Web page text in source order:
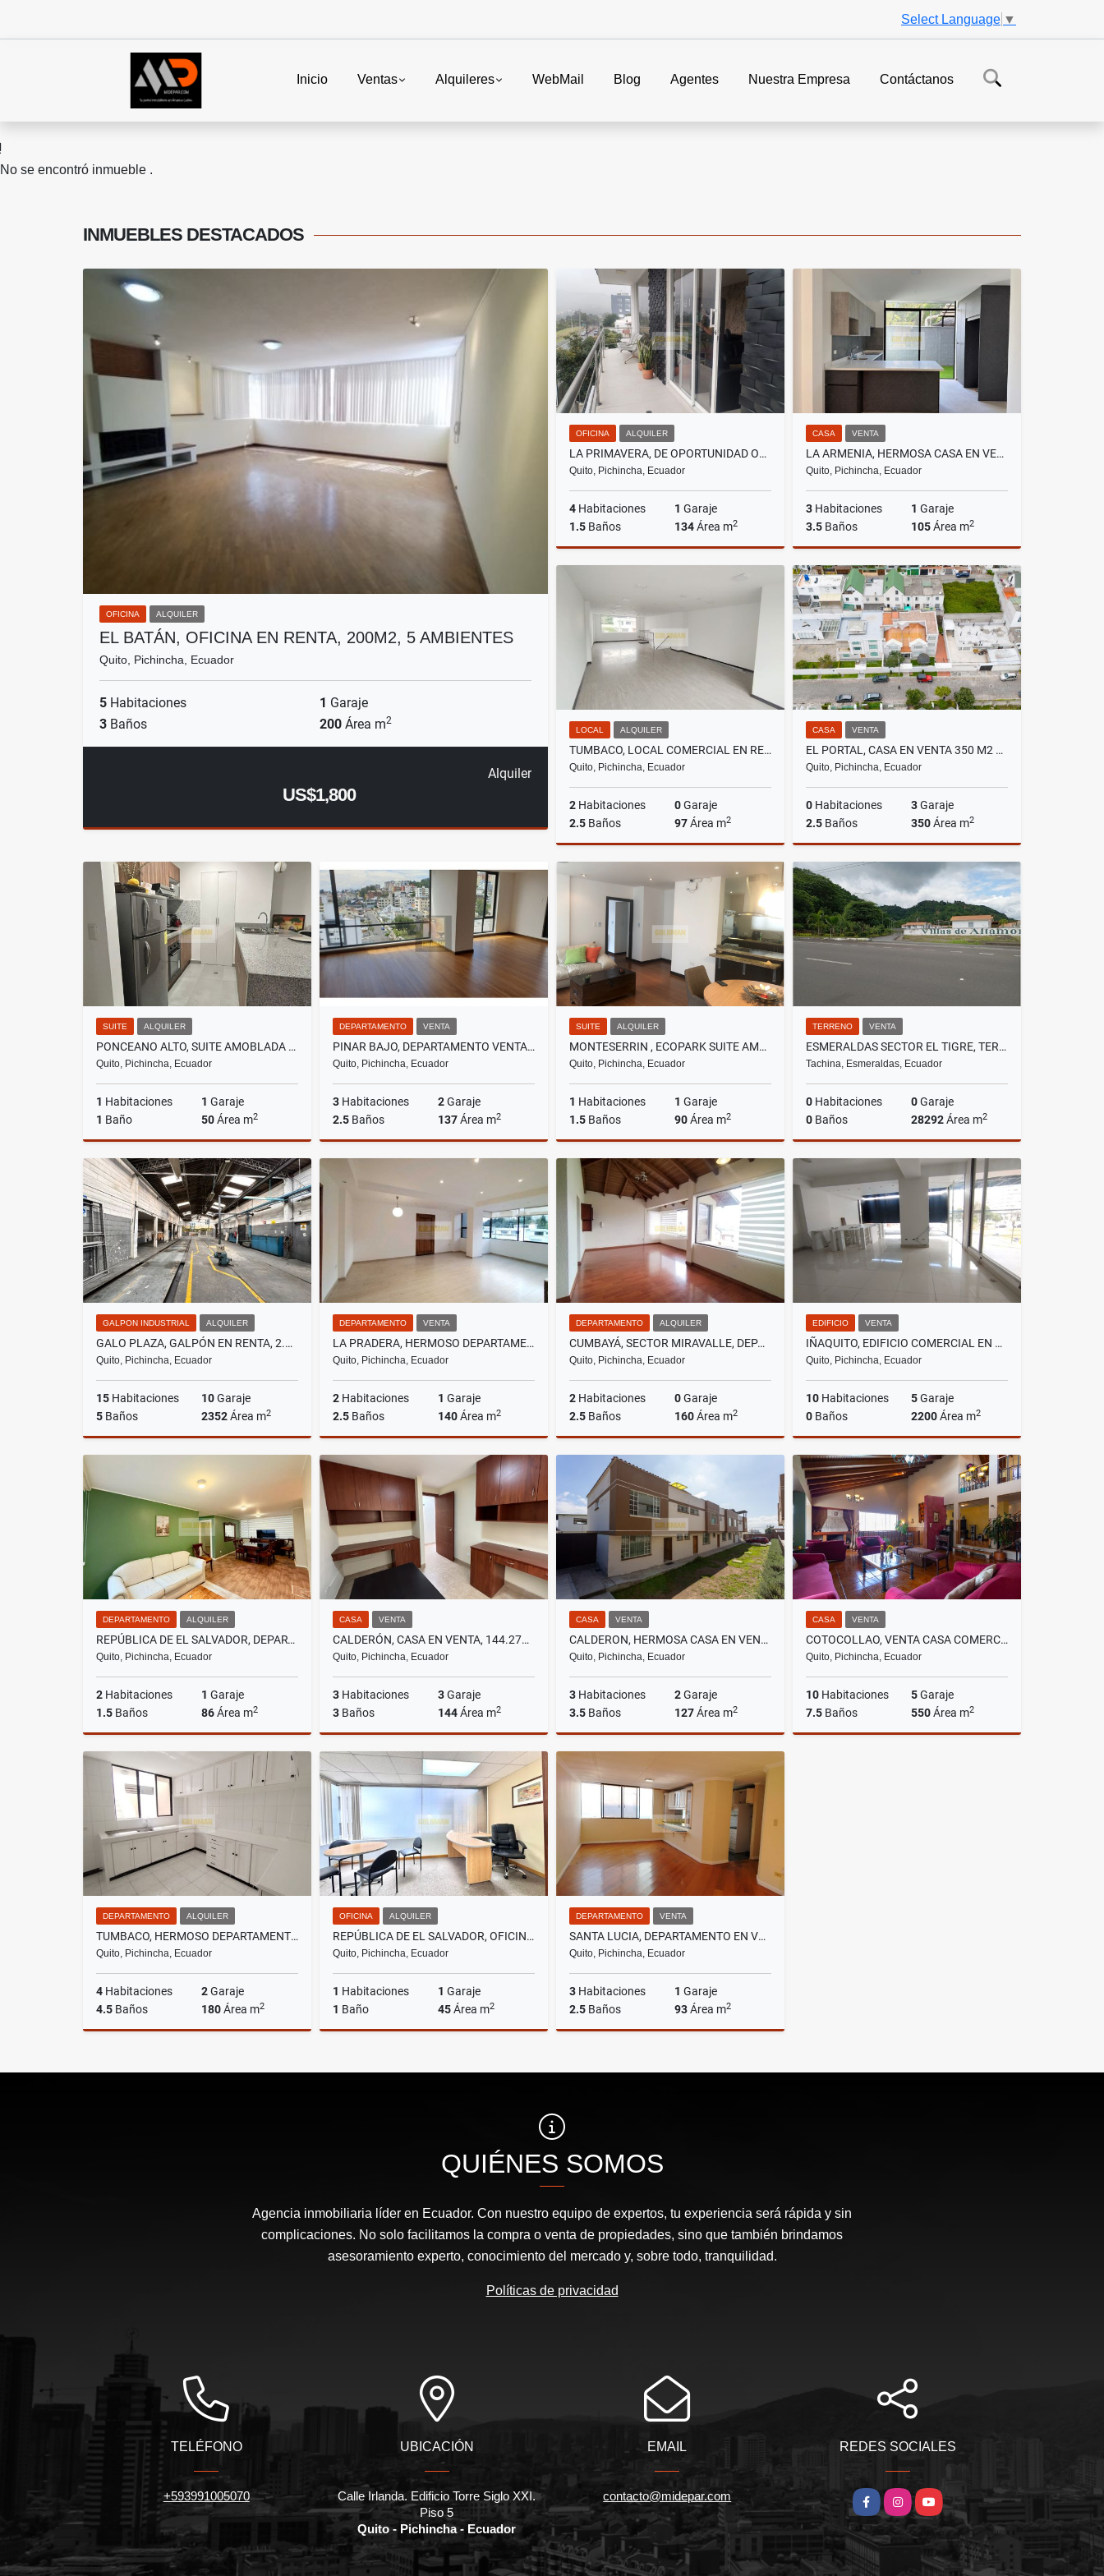
Select Language ▼
Inicio Ventas Alquileres WebMail Blog Agentes Nuestra Empresa Contáctanos
No se encontró inmueble .
INMUEBLES DESTACADOS
OFICINA ALQUILER
EL BATÁN, OFICINA EN RENTA, 200M2, 5 AMBIENTES
Quito, Pichincha, Ecuador
5 Habitaciones 1 Garaje
3 Baños 200 Área m2
Alquiler
US$1,800
OFICINA ALQUILER
LA PRIMAVERA, DE OPORTUNIDAD OFICINA SIN MUEBLES EN RENTA, CON 143M2
Quito, Pichincha, Ecuador
4 Habitaciones 1 Garaje
1.5 Baños 134Área m2
Alquiler
CASA VENTA
LA ARMENIA, HERMOSA CASA EN VENTA,NUEVA VIP 105M2
Quito, Pichincha, Ecuador
3 Habitaciones 1 Garaje
3.5 Baños 105Área m2
Venta
US$89,900
LOCAL ALQUILER
TUMBACO, LOCAL COMERCIAL EN RENTA, 97M2
Quito, Pichincha, Ecuador
2 Habitaciones 0Garaje
2.5 Baños 97Área m2
US$950
CASA VENTA
EL PORTAL, CASA EN VENTA 350 M2 DE CONSTRUCCIÓN
Quito, Pichincha, Ecuador
0 Habitaciones 3Garaje
2.5 Baños 350Área m2
Venta
US$265,000
SUITE ALQUILER
PONCEANO ALTO, SUITE AMOBLADA EN RENTA, 50M2
Quito, Pichincha, Ecuador
1 Habitaciones 1 Garaje
1 Baño 50Área m2
Alquiler
US$500
DEPARTAMENTO VENTA
PINAR BAJO, DEPARTAMENTO VENTA, 137M2, 3 HABITACIONES
Quito, Pichincha, Ecuador
3 Habitaciones 2Garaje
2.5 Baños 137Área m2
US$184,500
SUITE ALQUILER
MONTESERRIN , ECOPARK SUITE AMOBLADA EN RENTA, 90M2, 1 HABITACIÓN
Quito, Pichincha, Ecuador
1 Habitaciones 1 Garaje
1.5 Baños 90Área m2
Alquiler
US$700
TERRENO VENTA
ESMERALDAS SECTOR EL TIGRE, TERRENO EN VENTA, 88.209,54 M2
Tachina, Esmeraldas, Ecuador
0 Habitaciones 0Garaje
0 Baños 28292Área m2
Venta
US$781,552
GALPON INDUSTRIAL ALQUILER
GALO PLAZA, GALPÓN EN RENTA, 2.352M2
Quito, Pichincha, Ecuador
15 Habitaciones 10Garaje
5 Baños 2352Área m2
US$7,900
DEPARTAMENTO VENTA
LA PRADERA, HERMOSO DEPARTAMENTO REMODELADO EN VENTA, 140M2
Quito, Pichincha, Ecuador
2 Habitaciones 1 Garaje
2.5 Baños 140Área m2
Venta
US$129,000
DEPARTAMENTO ALQUILER
CUMBAYÁ, SECTOR MIRAVALLE, DEPARTAMENTO EN RENTRA, 160M2
Quito, Pichincha, Ecuador
2 Habitaciones 0Garaje
2.5 Baños 160Área m2
US$650
EDIFICIO VENTA
IÑAQUITO, EDIFICIO COMERCIAL EN VENTA, 2200M2, 10 AMBIENTES
Quito, Pichincha, Ecuador
10 Habitaciones 5Garaje
0 Baños 2200Área m2
Venta
US$1,100,000
DEPARTAMENTO ALQUILER
REPÚBLICA DE EL SALVADOR, DEPARTAMENTO EN RENTA, 86M2, 2 HABITACIONES
Quito, Pichincha, Ecuador
2 Habitaciones 1 Garaje
1.5 Baños 86Área m2
Alquiler
CASA VENTA
CALDERÓN, CASA EN VENTA, 144.27M2, 3 HABITACIONES
Quito, Pichincha, Ecuador
3 Habitaciones 3Garaje
3 Baños 144Área m2
Venta
US$72,500
CASA VENTA
CALDERON, HERMOSA CASA EN VENTA, 127M2
Quito, Pichincha, Ecuador
3 Habitaciones 2Garaje
3.5 Baños 127Área m2
US$77,900
CASA VENTA
COTOCOLLAO, VENTA CASA COMERCIAL 550M2, CON 3 DEPARTAMENTOS
Quito, Pichincha, Ecuador
10 Habitaciones 5Garaje
7.5 Baños 550Área m2
DEPARTAMENTO ALQUILER
TUMBACO, HERMOSO DEPARTAMENTO EN RENTA, 180M2
Quito, Pichincha, Ecuador
4 Habitaciones 2Garaje
4.5 Baños 180Área m2
US$670
OFICINA ALQUILER
REPÚBLICA DE EL SALVADOR, OFICINA AMOBLADA EN RENTA, 45M2
Quito, Pichincha, Ecuador
1 Habitaciones 1 Garaje
1 Baño 45Área m2
US$780
DEPARTAMENTO VENTA
SANTA LUCIA, DEPARTAMENTO EN VENTA, 93M2
Quito, Pichincha, Ecuador
3 Habitaciones 1 Garaje
2.5 Baños 93Área m2
US$51,000
QUIÉNES SOMOS
Agencia inmobiliaria líder en Ecuador. Con nuestro equipo de expertos, tu experiencia será rápida y sin
complicaciones. No solo facilitamos la compra o venta de propiedades, sino que también brindamos
asesoramiento experto, conocimiento del mercado y, sobre todo, tranquilidad.
Políticas de privacidad
TELÉFONO
+593991005070
UBICACIÓN
Calle Irlanda. Edificio Torre Siglo XXI.
Piso 5
Quito - Pichincha - Ecuador
EMAIL
contacto@midepar.com
REDES SOCIALES
FacebookInstagramYouTube